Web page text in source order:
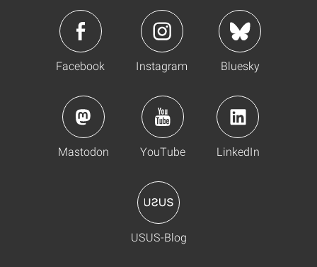
Facebook Instagram Bluesky
Mastodon YouTube LinkedIn
USUS-Blog